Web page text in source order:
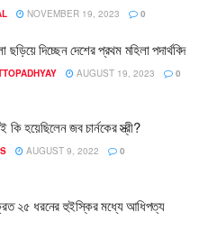
NOVEMBER 19, 2023 0
দিচ্ছেন দেশের প্রথম মহিলা পদার্থবিদ
AUGUST 19, 2023 0
হয়েছিলেন জব চার্নকের স্ত্রী?
AUGUST 9, 2022 0
২৫ ধরনের হুইস্কির মধ্যে আধিপত্য